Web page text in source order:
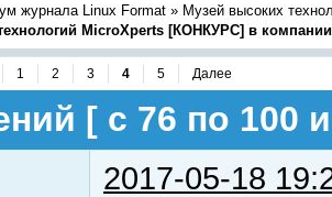
журнала Linux Format » Музей высоких
MicroXperts [КОНКУРС] в
1 2 3 4 5 Далее
[ с 76 по 100
2017-05-18